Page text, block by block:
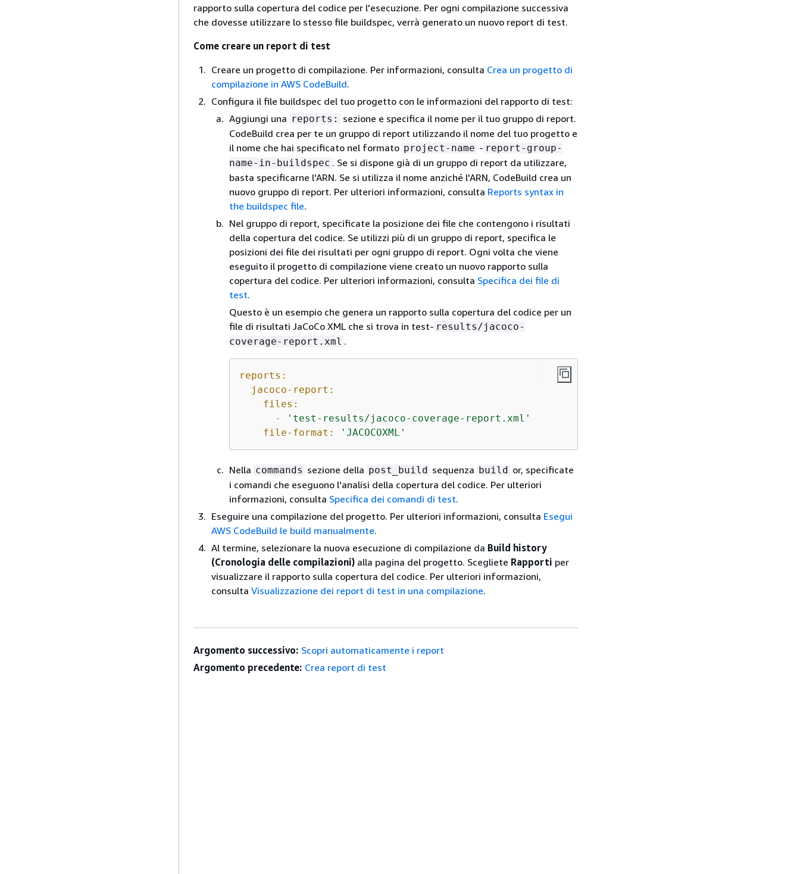
rapporto sulla copertura del codice per l'esecuzione. Per ogni compilazione successiva
che dovesse utilizzare lo stesso file buildspec, verrà generato un nuovo report di test.
Come creare un report di test
Creare un progetto di compilazione. Per informazioni, consulta Crea un progetto di
compilazione in AWS CodeBuild.
Configura il file buildspec del tuo progetto con le informazioni del rapporto di test:
Aggiungi una reports:
sezione e specifica il nome per il tuo gruppo di report.
CodeBuild crea per te un gruppo di report utilizzando il nome del tuo progetto e
il nome che hai specificato nel formato project-name - report-group-
name-in-buildspec . Se si dispone già di un gruppo di report da utilizzare,
basta specificarne l'ARN. Se si utilizza il nome anziché l'ARN, CodeBuild crea un
nuovo gruppo di report. Per ulteriori informazioni, consulta Reports syntax in
the buildspec file.
Nel gruppo di report, specificate la posizione dei file che contengono i risultati
della copertura del codice. Se utilizzi più di un gruppo di report, specifica le
posizioni dei file dei risultati per ogni gruppo di report. Ogni volta che viene
eseguito il progetto di compilazione viene creato un nuovo rapporto sulla
copertura del codice. Per ulteriori informazioni, consulta Specifica dei file di
test.
Questo è un esempio che genera un rapporto sulla copertura del codice per un
file di risultati JaCoCo XML che si trova in test- results/jacoco-
coverage-report.xml .
reports:
jacoco-report:
files:
-
'test-results/jacoco-coverage-report.xml'
file-format:
'JACOCOXML'
Nella commands sezione della post_build sequenza build or, specificate
i comandi che eseguono l'analisi della copertura del codice. Per ulteriori
informazioni, consulta Specifica dei comandi di test.
Eseguire una compilazione del progetto. Per ulteriori informazioni, consulta Esegui
AWS CodeBuild le build manualmente.
Al termine, selezionare la nuova esecuzione di compilazione da Build history
(Cronologia delle compilazioni) alla pagina del progetto. Scegliete Rapporti per
visualizzare il rapporto sulla copertura del codice. Per ulteriori informazioni,
consulta Visualizzazione dei report di test in una compilazione.
Argomento successivo: Scopri automaticamente i report
Argomento precedente: Crea report di test